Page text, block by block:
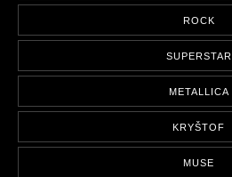
ROCK
SUPERSTAR
METALLICA
KRYŠTOF
MUSE